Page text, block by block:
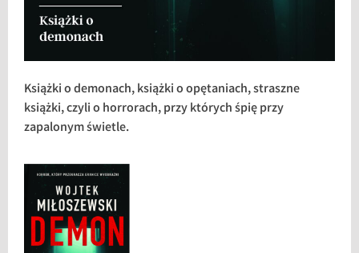
Książki o demonach, książki o opętaniach, straszne
książki, czyli o horrorach, przy których śpię przy
zapalonym świetle.